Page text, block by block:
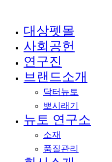
Close 대상펫몰
사회공헌
연구진
브랜드소개
닥터뉴토
뽀시래기
뉴토 연구소
소재
품질관리